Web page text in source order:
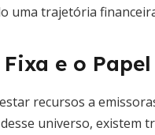
uma trajetória
e o
recursos a
universo, existem